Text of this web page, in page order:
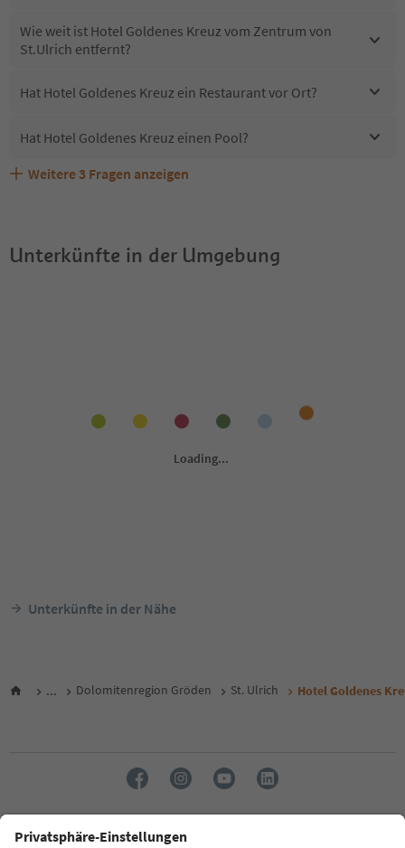
Wie weit ist Hotel Goldenes Kreuz vom Zentrum von
St.Ulrich entfernt?
Hat Hotel Goldenes Kreuz ein Restaurant vor Ort?
Hat Hotel Goldenes Kreuz einen Pool?
Sind Haustiere in der Unterkunft Hotel Goldenes Kreuz
Welche Services bietet Hotel Goldenes Kreuz?
Erhalten die Gäste von Hotel Goldenes Kreuz einen
Weitere 3 Fragen anzeigen
Unterkünfte in der Umgebung
Unterkünfte in der Nähe
... Dolomitenregion Gröden St. Ulrich Hotel Goldenes
Sprache: Deutsch